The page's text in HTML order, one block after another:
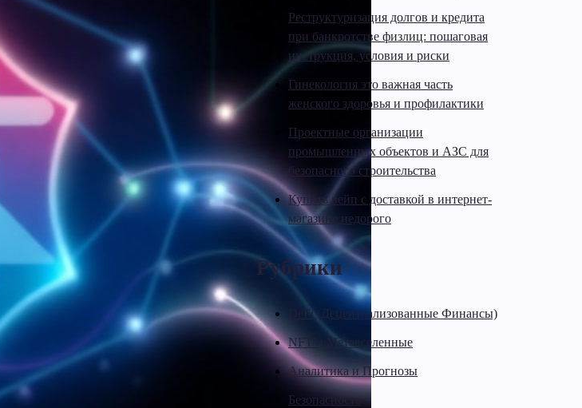
Реструктуризация долгов и кредита
при банкротстве физлиц: пошаговая
инструкция, условия и риски
Гинекология это важная часть
женского здоровья и профилактики
Проектные организации
промышленных объектов и АЗС для
безопасного строительства
Купить вейп с доставкой в интернет-
магазине недорого
Рубрики
DeFi (Децентрализованные Финансы)
NFT и Метавселенные
Аналитика и Прогнозы
Безопасность